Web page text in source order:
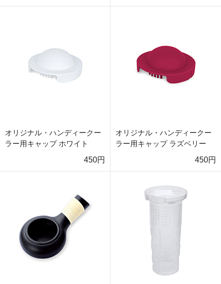
オリジナル・ハンディークー
ラー用キャップ ホワイト
450円
オリジナル・ハンディークー
ラー用キャップ ラズベリー
450円